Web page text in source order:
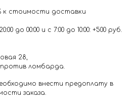
к стоимости доставки
до 00:00 и с 7:00 до 10:00: +500 руб.
28,
ломбарда.
внести предоплату в
заказа.